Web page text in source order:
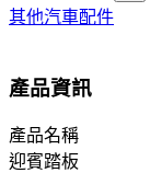
其他汽車配件
產品資訊
產品名稱
迎賓踏板